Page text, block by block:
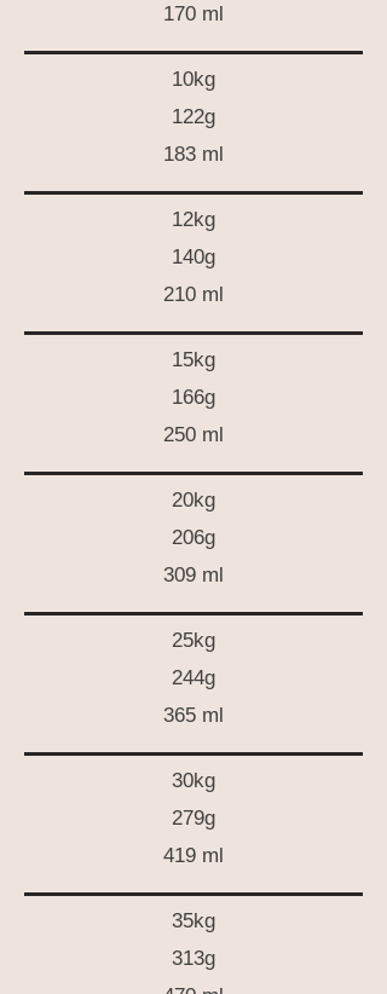
170 ml
10kg
122g
183 ml
12kg
140g
210 ml
15kg
166g
250 ml
20kg
206g
309 ml
25kg
244g
365 ml
30kg
279g
419 ml
35kg
313g